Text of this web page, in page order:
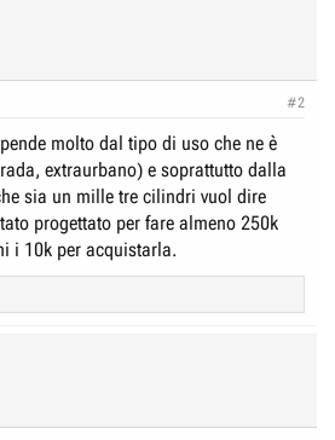
#2
molto dal tipo di uso che ne è
extraurbano) e soprattutto dalla
sia un mille tre cilindri vuol dire
progettato per fare almeno 250k
i 10k per acquistarla.